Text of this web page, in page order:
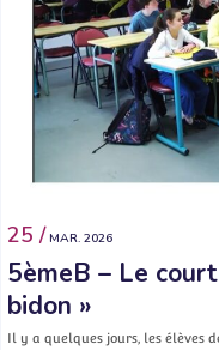
25 / MAR. 2026
5èmeB – Le
bidon »
Il y a quelques jours, les élèves